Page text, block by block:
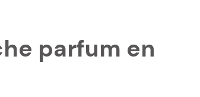
parfum en